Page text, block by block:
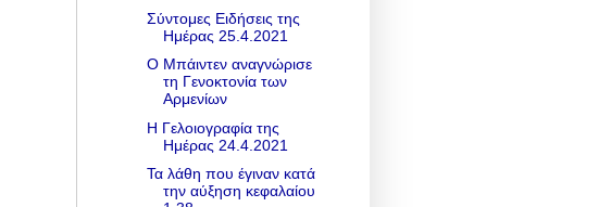
Σύντομες Ειδήσεις της
Ημέρας 25.4.2021
Ο Μπάιντεν αναγνώρισε
τη Γενοκτονία των
Αρμενίων
Η Γελοιογραφία της
Ημέρας 24.4.2021
Τα λάθη που έγιναν κατά
την αύξηση κεφαλαίου